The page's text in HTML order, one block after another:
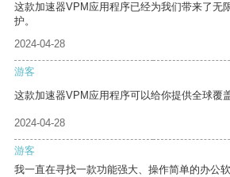
这款加速器VPM应用程序已经为我们带来了无
护。
2024-04-28
游客
这款加速器VPM应用程序可以给你提供全球覆
2024-04-28
游客
我一直在寻找一款功能强大、操作简单的办公